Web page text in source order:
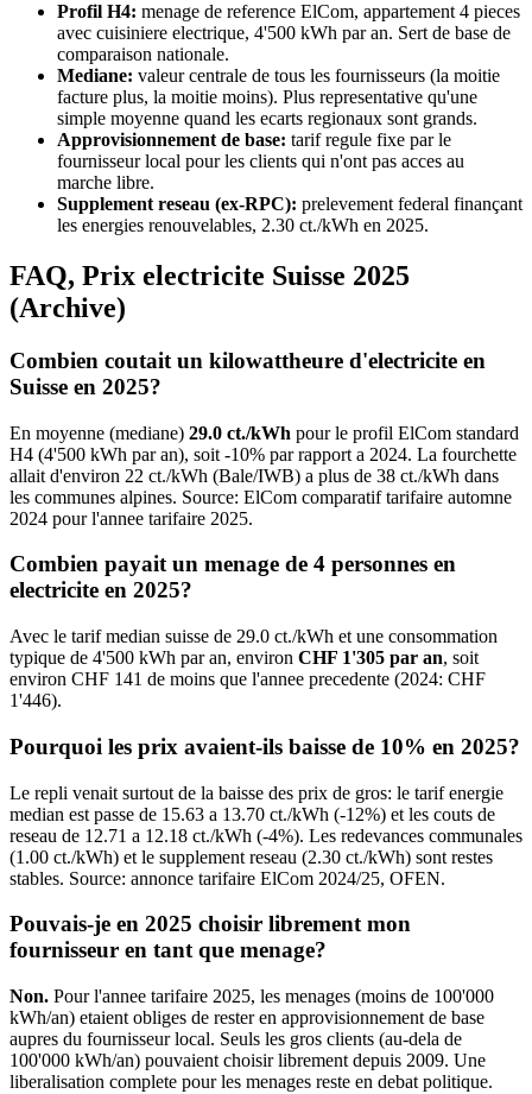
Profil H4: menage de reference ElCom, appartement 4 pieces
avec cuisiniere electrique, 4'500 kWh par an. Sert de base de
comparaison nationale.
Mediane: valeur centrale de tous les fournisseurs (la moitie
facture plus, la moitie moins). Plus representative qu'une
simple moyenne quand les ecarts regionaux sont grands.
Approvisionnement de base: tarif regule fixe par le
fournisseur local pour les clients qui n'ont pas acces au
marche libre.
Supplement reseau (ex-RPC): prelevement federal finançant
les energies renouvelables, 2.30 ct./kWh en 2025.
FAQ, Prix electricite Suisse 2025
(Archive)
Combien coutait un kilowattheure d'electricite en
Suisse en 2025?
En moyenne (mediane) 29.0 ct./kWh pour le profil ElCom standard
H4 (4'500 kWh par an), soit -10% par rapport a 2024. La fourchette
allait d'environ 22 ct./kWh (Bale/IWB) a plus de 38 ct./kWh dans
les communes alpines. Source: ElCom comparatif tarifaire automne
2024 pour l'annee tarifaire 2025.
Combien payait un menage de 4 personnes en
electricite en 2025?
Avec le tarif median suisse de 29.0 ct./kWh et une consommation
typique de 4'500 kWh par an, environ CHF 1'305 par an, soit
environ CHF 141 de moins que l'annee precedente (2024: CHF
1'446).
Pourquoi les prix avaient-ils baisse de 10% en 2025?
Le repli venait surtout de la baisse des prix de gros: le tarif energie
median est passe de 15.63 a 13.70 ct./kWh (-12%) et les couts de
reseau de 12.71 a 12.18 ct./kWh (-4%). Les redevances communales
(1.00 ct./kWh) et le supplement reseau (2.30 ct./kWh) sont restes
stables. Source: annonce tarifaire ElCom 2024/25, OFEN.
Pouvais-je en 2025 choisir librement mon
fournisseur en tant que menage?
Non. Pour l'annee tarifaire 2025, les menages (moins de 100'000
kWh/an) etaient obliges de rester en approvisionnement de base
aupres du fournisseur local. Seuls les gros clients (au-dela de
100'000 kWh/an) pouvaient choisir librement depuis 2009. Une
liberalisation complete pour les menages reste en debat politique.